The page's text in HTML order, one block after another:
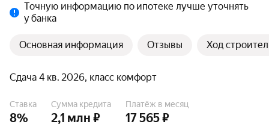
Точную информацию по ипотеке лучше уточнять
у банка
Основная информация Отзывы Ход
Сдача 4 кв. 2026, класс комфорт
Ставка
8%
Сумма кредита
2,1 млн ₽
Платёж в месяц
17 565 ₽